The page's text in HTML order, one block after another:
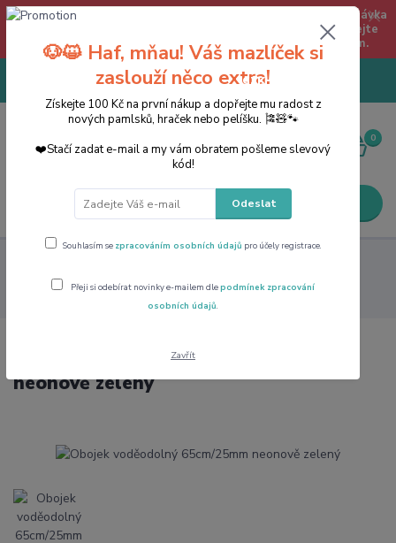
Jsme tu pro Vás pro telefonické objednávky 8:00-16:30 (přestávka
12:00 -14:00) na tel. 774290543 ! CHRUDIM A OKOLÍ - zadejte
objednávku s osobním odběrem Na Větrníku 1290, Chrudim.
CZK
PO - PÁ 8:00 - 17:00 (přestávka
12:00 -13:00)
0
0 Kč
pamlskovníky pro psy
Obojek voděodolný 65cm/25mm neonově
Obojek voděodolný 65cm/25mm
neonově zelený
🐶😺 Haf, mňau! Váš mazlíček si
zaslouží něco extra!
Získejte 100 Kč na první nákup a dopřejte mu radost z
nových pamlsků, hraček nebo pelíšku. 🎏🧸🐾
❤️Stačí zadat e-mail a my vám obratem pošleme slevový
kód!
Odeslat
Souhlasím se zpracováním osobních údajů pro účely registrace.
Přeji si odebírat novinky e-mailem dlepodmínek zpracování
osobních údajů.
Zavřít